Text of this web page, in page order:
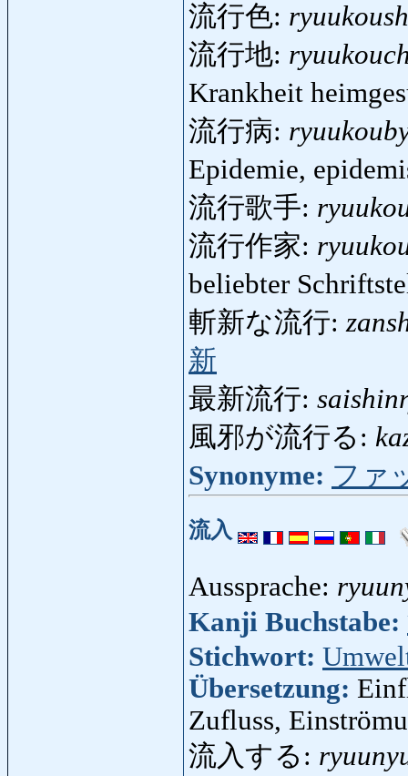
流行色:
流行地:
Krankheit
流行病:
Epidemie,
流行歌手:
流行作家:
beliebter
斬新な流行:
新
最新流行:
風邪が流行る:
Synonyme: ファ
流入
Aussprache:
Kanji Buchstabe:
Stichwort:
Übersetzung:
Zufluss,
流入する: